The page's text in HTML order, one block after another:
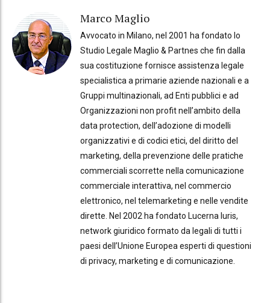
Marco Maglio
Avvocato in Milano, nel 2001 ha fondato lo
Studio Legale Maglio & Partnes che fin dalla
sua costituzione fornisce assistenza legale
specialistica a primarie aziende nazionali e a
Gruppi multinazionali, ad Enti pubblici e ad
Organizzazioni non profit nell’ambito della
data protection, dell’adozione di modelli
organizzativi e di codici etici, del diritto del
marketing, della prevenzione delle pratiche
commerciali scorrette nella comunicazione
commerciale interattiva, nel commercio
elettronico, nel telemarketing e nelle vendite
dirette. Nel 2002 ha fondato Lucerna Iuris,
network giuridico formato da legali di tutti i
paesi dell’Unione Europea esperti di questioni
di privacy, marketing e di comunicazione.